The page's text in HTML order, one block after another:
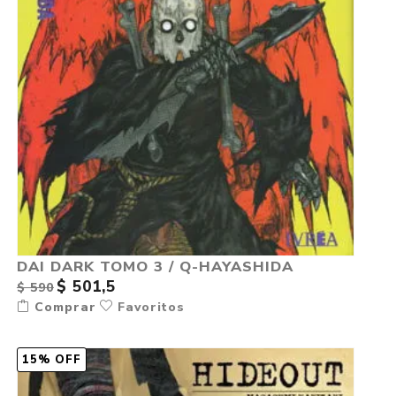
DAI DARK TOMO 3 / Q-HAYASHIDA
$ 590 $ 501,5
Comprar Favoritos
15% OFF